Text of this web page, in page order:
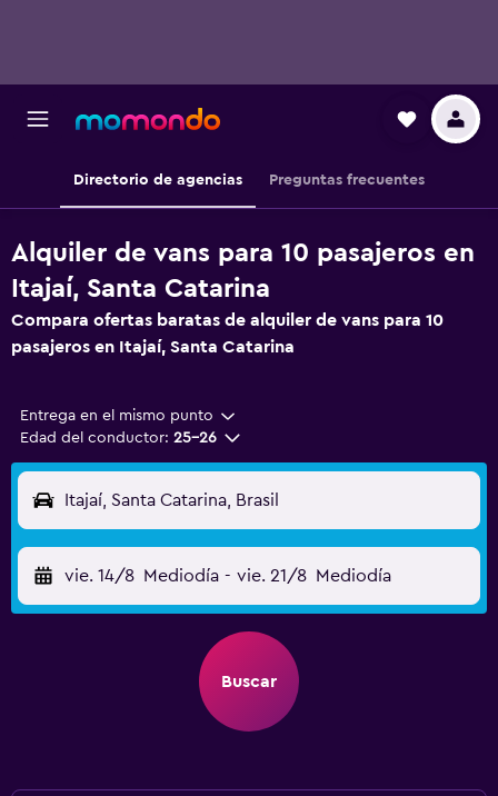
Directorio de agencias Preguntas frecuentes
Alquiler de vans para 10 pasajeros en
Itajaí, Santa Catarina
Compara ofertas baratas de alquiler de vans para 10
pasajeros en Itajaí, Santa Catarina
Entrega en el mismo punto
Edad del conductor: 25-26
Itajaí, Santa Catarina, Brasil
vie. 14/8 Mediodía - vie. 21/8 Mediodía
Buscar